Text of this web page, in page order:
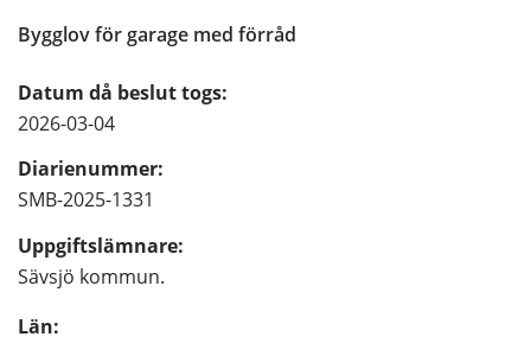
Bygglov för garage med förråd
Datum då beslut togs:
2026-03-04
Diarienummer:
SMB-2025-1331
Uppgiftslämnare:
Sävsjö kommun.
Län: